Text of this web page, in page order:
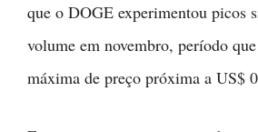
que o DOGE experimentou picos
volume em novembro, período
máxima de preço próxima a US$